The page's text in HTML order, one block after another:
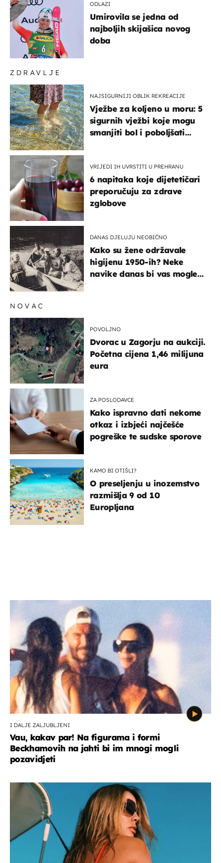
ZDRAVLJE
NAJSIGURNIJI OBLIK REKREACIJE
Vježbe za koljeno u moru: 5
sigurnih vježbi koje mogu
smanjiti bol i poboljšati
VRIJEDI IH UVRSTITI U PREHRANU
6 napitaka koje dijetetičari
preporučuju za zdrave
zglobove
DANAS DJELUJU NEOBIČNO
Kako su žene održavale
higijenu 1950-ih? Neke
navike danas bi vas mogle
ODLAZI
Umirovila se jedna od
najboljih skijašica novog
doba
NOVAC
POVOLJNO
Dvorac u Zagorju na aukciji.
Početna cijena 1,46 milijuna
eura
ZA POSLODAVCE
Kako ispravno dati nekome
otkaz i izbjeći najčešće
pogreške te sudske sporove
KAMO BI OTIŠLI?
O preseljenju u inozemstvo
razmišlja 9 od 10
Europljana
I DALJE ZALJUBLJENI
Vau, kakav par! Na figurama i formi
Beckhamovih na jahti bi im mnogi mogli
pozavidjeti